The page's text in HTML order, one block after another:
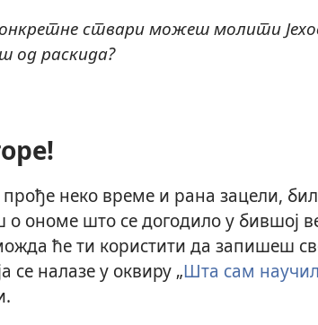
ствари можеш молити
од раскида?
неко време и рана зацели,
ономе што се догодило у бившој
ће ти користити да запишеш
се налазе у оквиру „Шта сам